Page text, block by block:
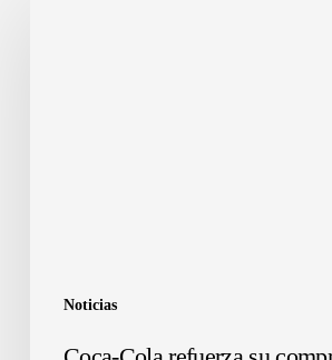
Noticias